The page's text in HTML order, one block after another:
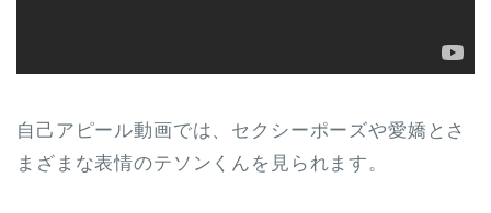
自己アピール動画では、セクシーポーズや愛嬌とさ
まざまな表情のテソンくんを見られます。